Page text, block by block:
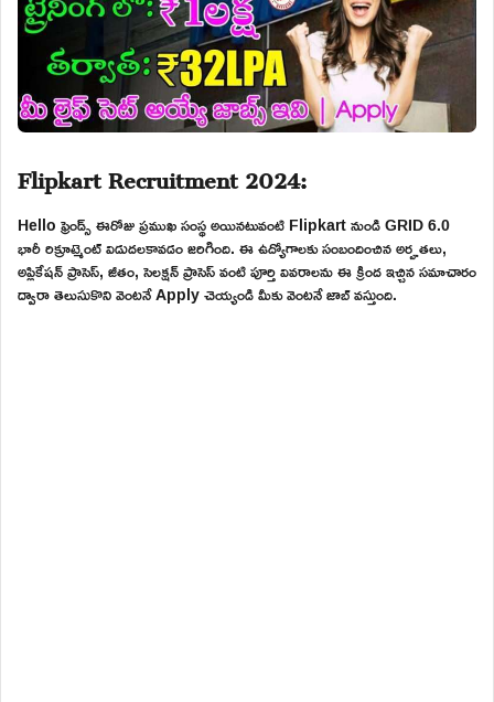
Flipkart Recruitment 2024:
Hello ఫ్రెండ్స్ ఈరోజు ప్రముఖ సంస్థ అయినటువంటి Flipkart నుండి GRID 6.0
భారీ రిక్రూట్మెంట్ విడుదలకావడం జరిగింది. ఈ ఉద్యోగాలకు సంబందించిన అర్హతలు,
అప్లికేషన్ ప్రాసెస్, జీతం, సెలక్షన్ ప్రాసెస్ వంటి పూర్తి వివరాలను ఈ క్రింద ఇచ్చిన సమాచారం
ద్వారా తెలుసుకొని వెంటనే Apply చెయ్యండి మీకు వెంటనే జాబ్ వస్తుంది.